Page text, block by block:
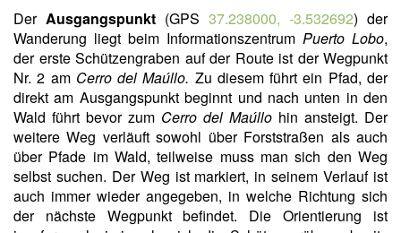
Der Ausgangspunkt (GPS 37.238000, -3.532692) der
Wanderung liegt beim Informationszentrum Puerto Lobo,
der erste Schützengraben auf der Route ist der Wegpunkt
Nr. 2 am Cerro del Maúllo. Zu diesem führt ein Pfad, der
direkt am Ausgangspunkt beginnt und nach unten in den
Wald führt bevor zum Cerro del Maúllo hin ansteigt. Der
weitere Weg verläuft sowohl über Forststraßen als auch
über Pfade im Wald, teilweise muss man sich den Weg
selbst suchen. Der Weg ist markiert, in seinem Verlauf ist
auch immer wieder angegeben, in welche Richtung sich
der nächste Wegpunkt befindet. Die Orientierung ist